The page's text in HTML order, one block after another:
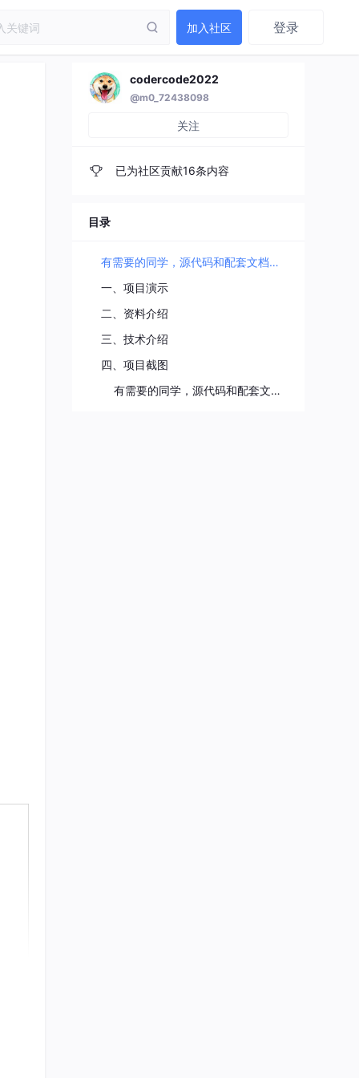
加入社区 登录
codercode2022
@m0_72438098
关注
已为社区贡献16条内容
目录
有需要的同学，源代码和配套文档领取，加文章最下方的名片哦
一、项目演示
二、资料介绍
三、技术介绍
四、项目截图
有需要的同学，源代码和配套文档领取，加文章最下方的名片哦!